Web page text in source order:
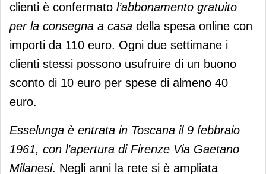
clienti è confermato l’abbonamento gratuito
per la consegna a casa della spesa online con
importi da 110 euro. Ogni due settimane i
clienti stessi possono usufruire di un buono
sconto di 10 euro per spese di almeno 40
euro.
Esselunga è entrata in Toscana il 9 febbraio
1961, con l’apertura di Firenze Via Gaetano
Milanesi. Negli anni la rete si è ampliata